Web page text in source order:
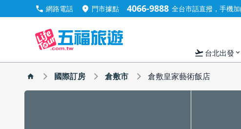
call 網路電話 location_on 門市據點 4066-9888 全台市話直撥，手機
flight_takeoff 台北出發 expand_more
國際訂房 倉敷市 倉敷皇家藝術飯店